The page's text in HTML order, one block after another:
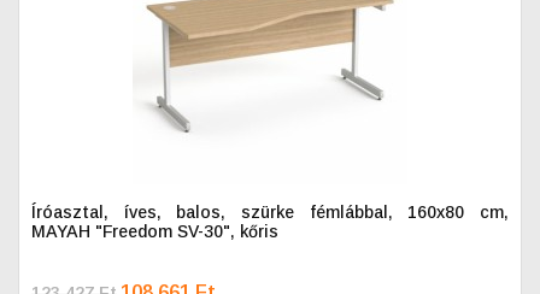
Íróasztal, íves, balos, szürke fémlábbal, 160x80 cm,
MAYAH "Freedom SV-30", kőris